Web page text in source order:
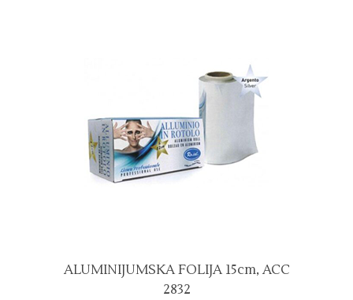
ALUMINIJUMSKA FOLIJA 15cm, ACC
2832